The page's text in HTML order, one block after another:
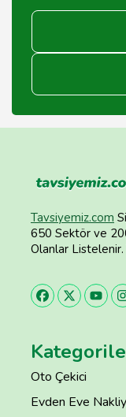
Tavsiyemiz.com
650 Sektör ve
Olanlar Listelenir.
Oto Çekici
Evden Eve